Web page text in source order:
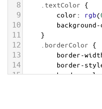
8 .textColor {
9 color: rgb(
10
11 }
12 .borderColor {
13 border-
14 border-
15 border-